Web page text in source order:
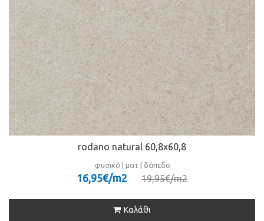
rodano natural 60,8x60,8
φυσικό | ματ | δάπεδο
16,95€/m2 19,95€/m2
Καλάθι